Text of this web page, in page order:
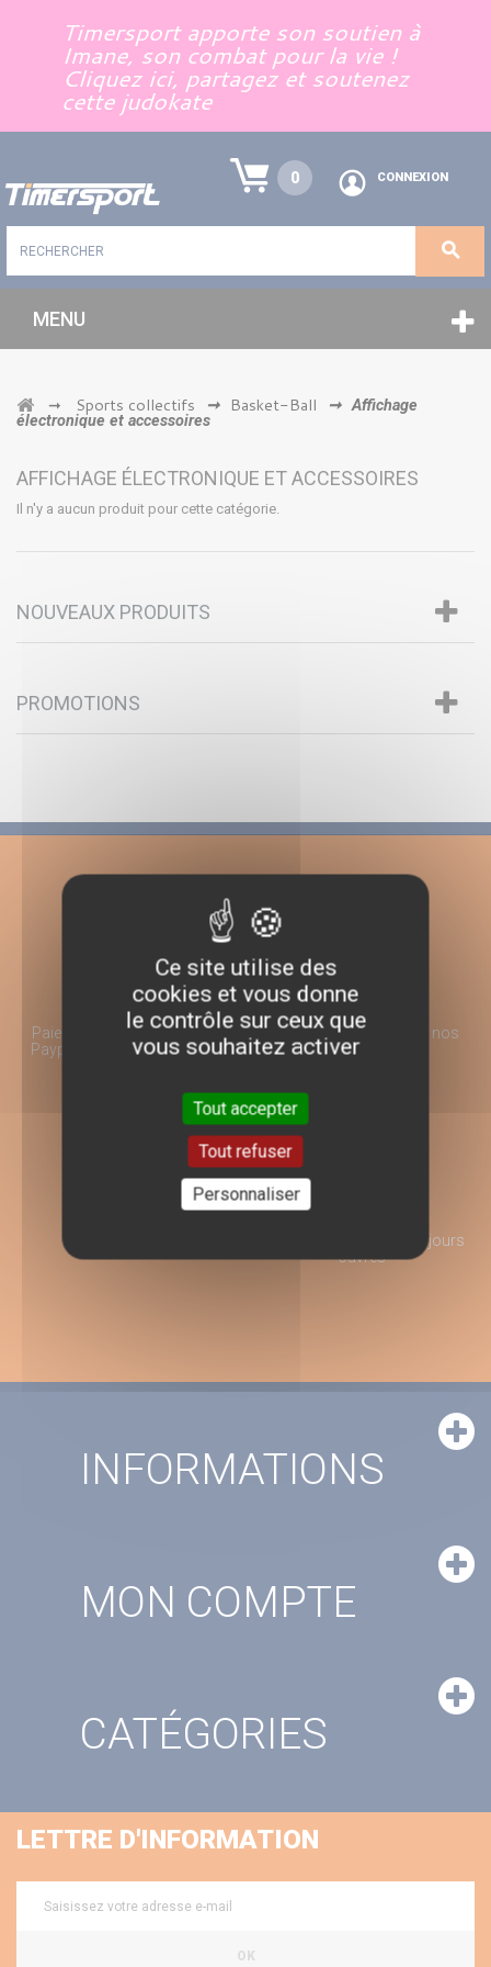
Timersport apporte son soutien à
Imane, son combat pour la vie !
Cliquez ici, partagez et soutenez
cette judokate
0 CONNEXION
MENU
➞ Sports collectifs ➞ Basket-Ball ➞ Affichage
électronique et accessoires
AFFICHAGE ÉLECTRONIQUE ET ACCESSOIRES
Il n'y a aucun produit pour cette catégorie.
NOUVEAUX PRODUITS
PROMOTIONS
Paiement 100% sécurisé par
Paypal ou Virement Bancaire
Choix et qualité sur tous nos
produits
Livraison rapide en 2 à 3 jours
ouvrés
INFORMATIONS
MON COMPTE
CATÉGORIES
LETTRE D'INFORMATION
OK
Ce site utilise des
cookies et vous donne
le contrôle sur ceux que
vous souhaitez activer
Tout accepter
Tout refuser
Personnaliser